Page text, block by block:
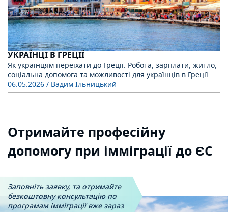
УКРАЇНЦІ В ГРЕЦІЇ
Як українцям переїхати до Греції. Робота, зарплати, житло,
соціальна допомога та можливості для українців в Греції.
06.05.2026/ Вадим Ільницький
Отримайте професійну
допомогу при імміграції до ЄС
Заповніть заявку, та отримайте
безкоштовнуконсультацію по
програмам імміграції вже зараз